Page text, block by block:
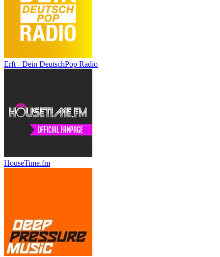
Erft - Dein DeutschPop Radio
HouseTime.fm